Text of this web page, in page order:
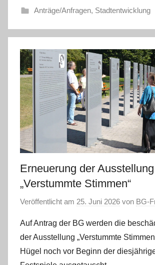
Anträge/Anfragen, Stadtentwicklung
Erneuerung der Ausstellung
„Verstummte Stimmen“
Veröffentlicht am 25. Juni 2026 von BG-
Auf Antrag der BG werden die
der Ausstellung „Verstummte
Hügel noch vor Beginn der